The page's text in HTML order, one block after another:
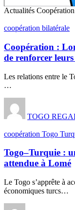
Actualités
coopération bilatérale
Coopération :
de renforcer
Les relations entre le
…
TOGO
coopération Togo
Togo–Turquie :
attendue à Lomé
Le Togo s’apprête à
économiques turcs…